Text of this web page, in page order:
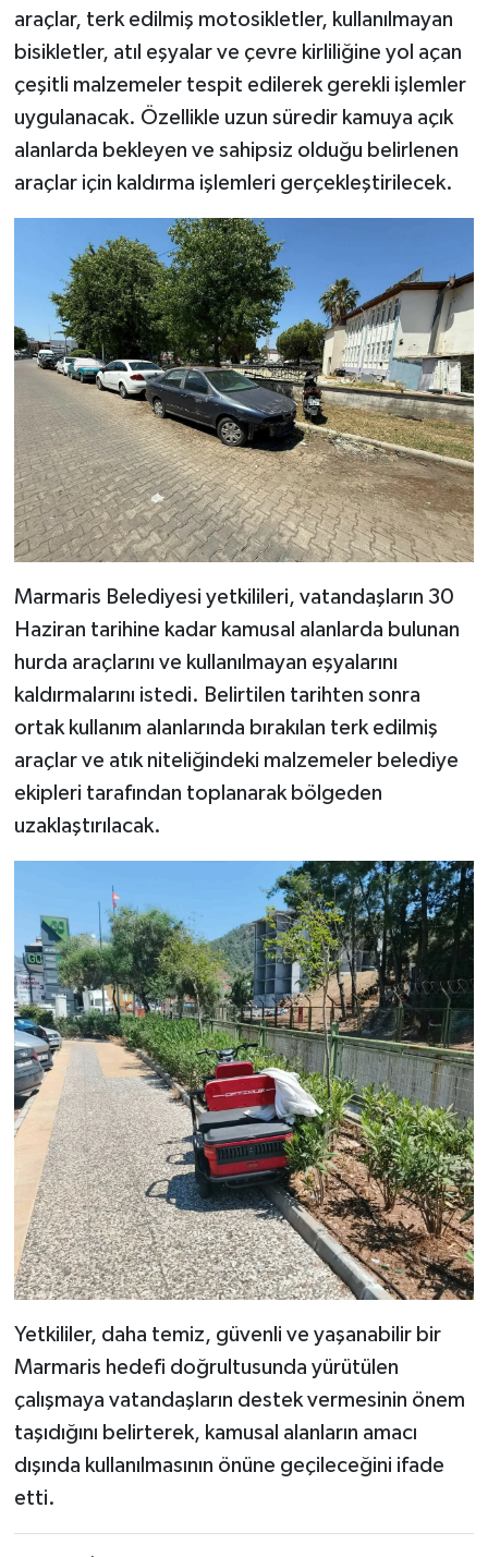
araçlar, terk edilmiş motosikletler, kullanılmayan
bisikletler, atıl eşyalar ve çevre kirliliğine yol açan
çeşitli malzemeler tespit edilerek gerekli işlemler
uygulanacak. Özellikle uzun süredir kamuya açık
alanlarda bekleyen ve sahipsiz olduğu belirlenen
araçlar için kaldırma işlemleri gerçekleştirilecek.
Marmaris Belediyesi yetkilileri, vatandaşların 30
Haziran tarihine kadar kamusal alanlarda bulunan
hurda araçlarını ve kullanılmayan eşyalarını
kaldırmalarını istedi. Belirtilen tarihten sonra
ortak kullanım alanlarında bırakılan terk edilmiş
araçlar ve atık niteliğindeki malzemeler belediye
ekipleri tarafından toplanarak bölgeden
uzaklaştırılacak.
Yetkililer, daha temiz, güvenli ve yaşanabilir bir
Marmaris hedefi doğrultusunda yürütülen
çalışmaya vatandaşların destek vermesinin önem
taşıdığını belirterek, kamusal alanların amacı
dışında kullanılmasının önüne geçileceğini ifade
etti.